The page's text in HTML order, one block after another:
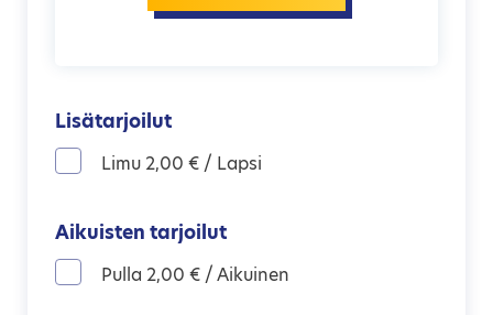
Lisätarjoilut
Limu 2,00 € / Lapsi
Aikuisten tarjoilut
Pulla 2,00 € / Aikuinen